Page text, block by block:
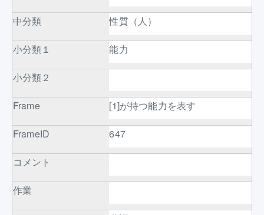
中分類 性質（人）
小分類１ 能力
小分類２
Frame [1]が持つ能力を表す
FrameID 647
コメント
作業